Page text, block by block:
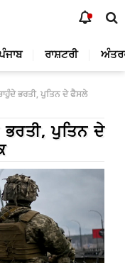
ਰਾਸ਼ਟਰੀ
ਭਰਤੀ, ਪੁਤਿਨ ਦੇ ਫੈਸਲੇ
ਭਰਤੀ, ਪੁਤਿਨ ਦੇ